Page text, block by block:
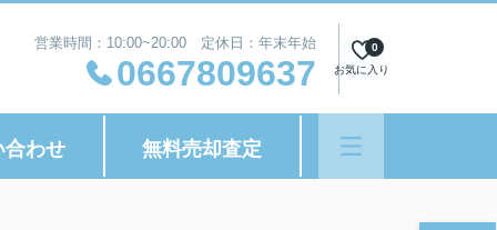
営業時間：10:00~20:00 定休日：年末年始
0667809637 お気に入り
0
合わせ 無料売却査定